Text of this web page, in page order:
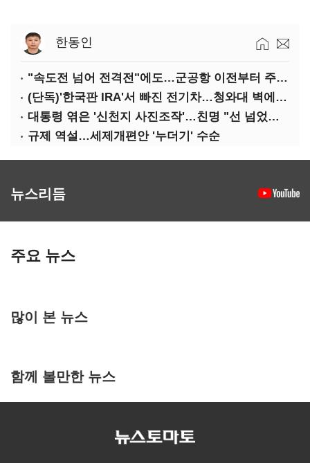
한동인
"속도전 넘어 전격전"에도…군공항 이전부터 주 52시간까지 '뇌관'
(단독)'한국판 IRA'서 빠진 전기차…청와대 벽에 막혔다
대통령 엮은 '신천지 사진조작'…친명 "선 넘었다" 격앙
규제 역설…세제개편안 '누더기' 수순
뉴스리듬
주요 뉴스
많이 본 뉴스
함께 볼만한 뉴스